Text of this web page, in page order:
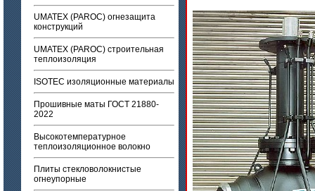
UMATEX (PAROC) огнезащита
конструкций
UMATEX (PAROC) строительная
теплоизоляция
ISOTEC изоляционные материалы
Прошивные маты ГОСТ 21880-
2022
Высокотемпературное
теплоизоляционное волокно
Плиты стекловолокнистые
огнеупорные